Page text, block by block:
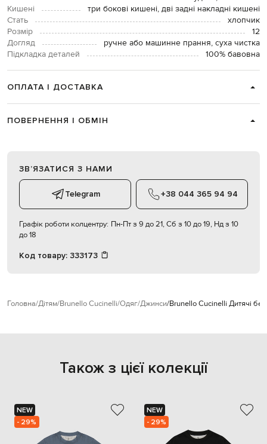
Кишені
три бокові кишені, дві задні накладні кишені
Стать
хлопчик
Розмір
12
Догляд
ручне або машинне прання, суха чистка
Підкладка деталей
100% бавовна
ОПЛАТА І ДОСТАВКА
ПОВЕРНЕННЯ І ОБМІН
ЗВʼЯЗАТИСЯ З НАМИ
Telegram +38 044 365 94 94
Графік роботи колцентру: Пн-Пт з 9 до 21, Сб з 10 до 19, Нд з 10
до 18
Код товару: 333173
Головна Дітям Brunello Cucinelli Одяг Джинси Brunello Cucinelli Дитячі
Також з цієї колекції
NEW
- 29%
NEW
- 29%